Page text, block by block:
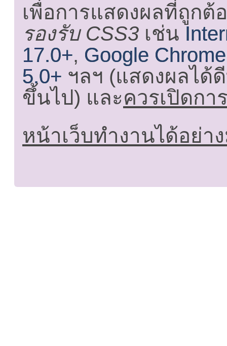
เพื่อการแสดงผลที่ถูกต้
รองรับ CSS3 เช่น
17.0+, Google
5.0+ ฯลฯ (แสดงผลได้
ขึ้นไป) และควรเปิดกา
หน้าเว็บทำงานได้อย่า